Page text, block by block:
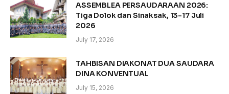
ASSEMBLEA PERSAUDARAAN 2026:
Tiga Dolok dan Sinaksak, 13-17 Juli
2026
July 17, 2026
TAHBISAN DIAKONAT DUA SAUDARA
DINA KONVENTUAL
July 15, 2026